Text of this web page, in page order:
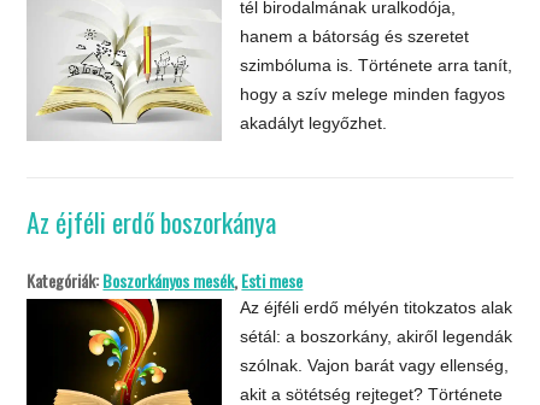
tél birodalmának uralkodója,
hanem a bátorság és szeretet
szimbóluma is. Története arra tanít,
hogy a szív melege minden fagyos
akadályt legyőzhet.
Az éjféli erdő boszorkánya
Kategóriák:Boszorkányos mesék,Esti mese
Az éjféli erdő mélyén titokzatos alak
sétál: a boszorkány, akiről legendák
szólnak. Vajon barát vagy ellenség,
akit a sötétség rejteget? Története